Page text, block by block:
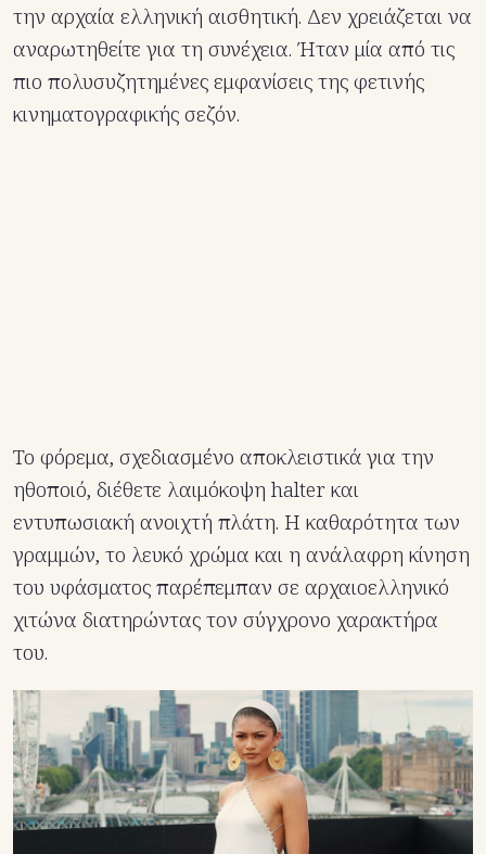
την αρχαία ελληνική αισθητική. Δεν χρειάζεται να
αναρωτηθείτε για τη συνέχεια. Ήταν μία από τις
πιο πολυσυζητημένες εμφανίσεις της φετινής
κινηματογραφικής σεζόν.
Το φόρεμα, σχεδιασμένο αποκλειστικά για την
ηθοποιό, διέθετε λαιμόκοψη halter και
εντυπωσιακή ανοιχτή πλάτη. Η καθαρότητα των
γραμμών, το λευκό χρώμα και η ανάλαφρη κίνηση
του υφάσματος παρέπεμπαν σε αρχαιοελληνικό
χιτώνα διατηρώντας τον σύγχρονο χαρακτήρα
του.